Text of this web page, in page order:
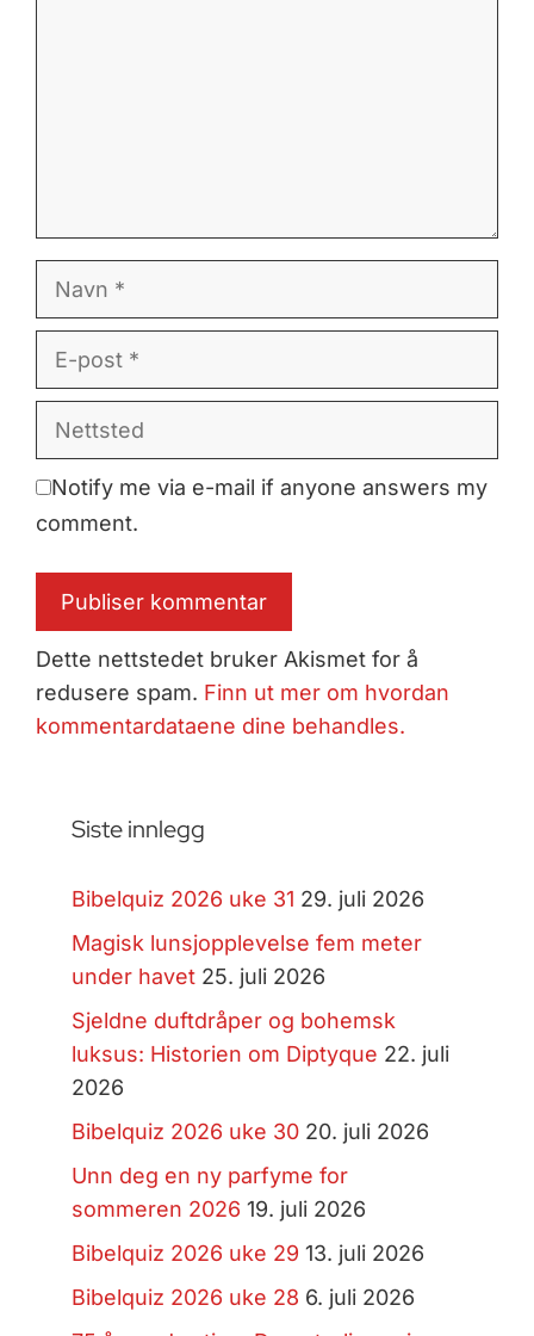
post
Notify me via e-mail if anyone answers my
comment.
Dette nettstedet bruker Akismet for å
redusere spam. Finn ut mer om hvordan
kommentardataene dine behandles.
Siste innlegg
Bibelquiz 2026 uke 31 29. juli 2026
Magisk lunsjopplevelse fem meter
under havet 25. juli 2026
Sjeldne duftdråper og bohemsk
luksus: Historien om Diptyque 22. juli
2026
Bibelquiz 2026 uke 30 20. juli 2026
Unn deg en ny parfyme for
sommeren 2026 19. juli 2026
Bibelquiz 2026 uke 29 13. juli 2026
Bibelquiz 2026 uke 28 6. juli 2026